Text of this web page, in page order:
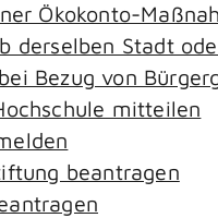
Ökokonto-
derselben Stadt
Bezug von
mitteilen
beantragen